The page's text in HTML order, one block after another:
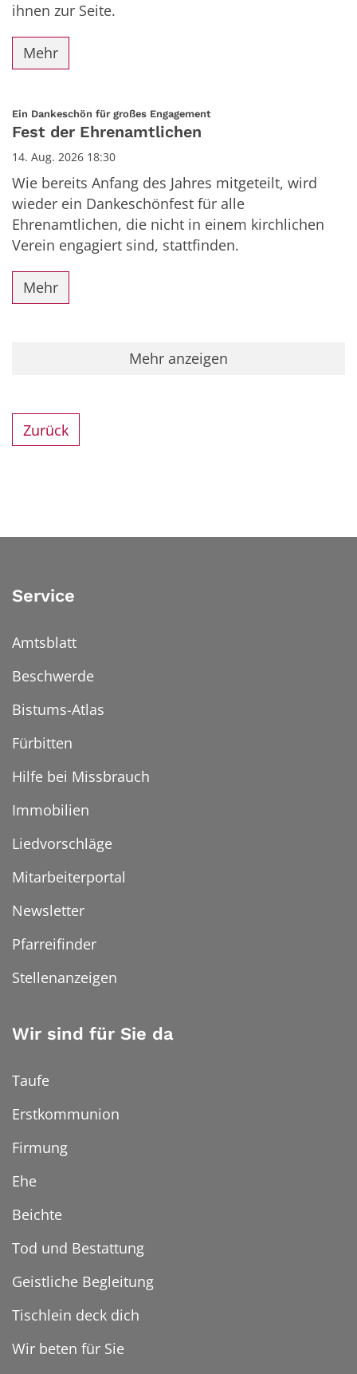
ihnen zur Seite.
Mehr
Ein Dankeschön für großes Engagement:
Fest der Ehrenamtlichen
14. Aug. 2026 18:30
Wie bereits Anfang des Jahres mitgeteilt, wird
wieder ein Dankeschönfest für alle
Ehrenamtlichen, die nicht in einem kirchlichen
Verein engagiert sind, stattfinden.
Mehr
Mehr anzeigen
Zurück
Service
Amtsblatt
Beschwerde
Bistums-Atlas
Fürbitten
Hilfe bei Missbrauch
Immobilien
Liedvorschläge
Mitarbeiterportal
Newsletter
Pfarreifinder
Stellenanzeigen
Wir sind für Sie da
Taufe
Erstkommunion
Firmung
Ehe
Beichte
Tod und Bestattung
Geistliche Begleitung
Tischlein deck dich
Wir beten für Sie